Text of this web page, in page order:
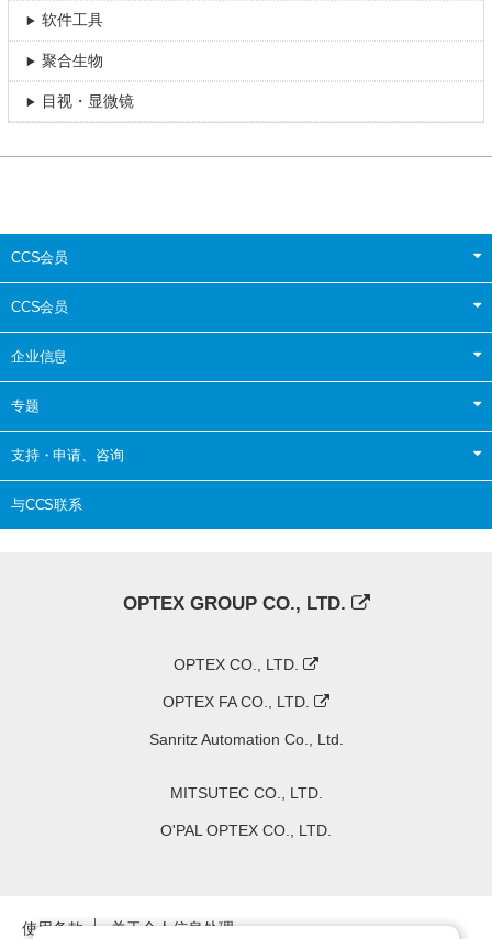
软件工具
聚合生物
目视・显微镜
CCS会员
CCS会员
企业信息
专题
支持・申请、咨询
与CCS联系
OPTEX GROUP CO., LTD.
OPTEX CO., LTD.
OPTEX FA CO., LTD.
Sanritz Automation Co., Ltd.
MITSUTEC CO., LTD.
O'PAL OPTEX CO., LTD.
使用条款 关于个人信息处理